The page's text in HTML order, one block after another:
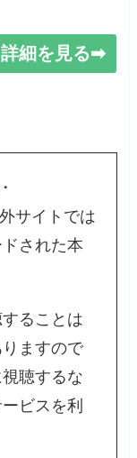
細を見る➡
サイトでは
された本
ることは
ますので
聴するな
ビスを利